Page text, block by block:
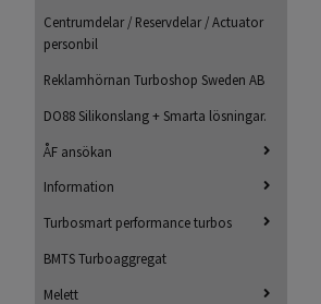
Centrumdelar / Reservdelar / Actuator
personbil
Reklamhörnan Turboshop Sweden AB
DO88 Silikonslang + Smarta lösningar.
ÅF ansökan
Information
Turbosmart performance turbos
BMTS Turboaggregat
Melett